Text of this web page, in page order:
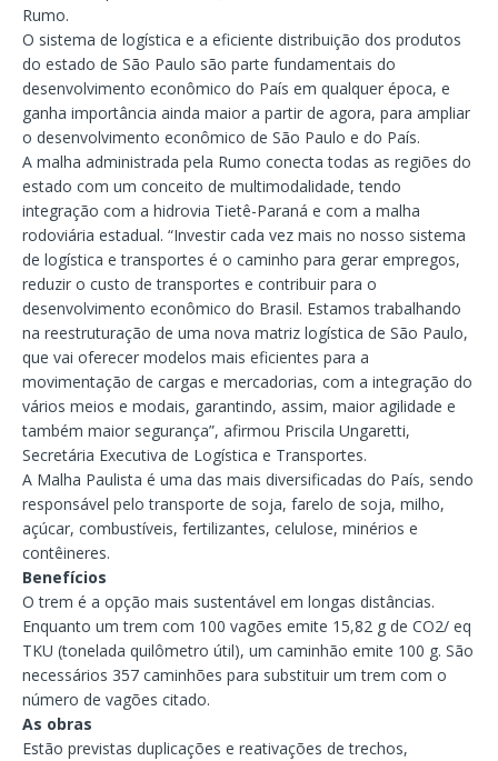
Rumo.
O sistema de logística e a eficiente distribuição dos produtos
do estado de São Paulo são parte fundamentais do
desenvolvimento econômico do País em qualquer época, e
ganha importância ainda maior a partir de agora, para ampliar
o desenvolvimento econômico de São Paulo e do País.
A malha administrada pela Rumo conecta todas as regiões do
estado com um conceito de multimodalidade, tendo
integração com a hidrovia Tietê-Paraná e com a malha
rodoviária estadual. “Investir cada vez mais no nosso sistema
de logística e transportes é o caminho para gerar empregos,
reduzir o custo de transportes e contribuir para o
desenvolvimento econômico do Brasil. Estamos trabalhando
na reestruturação de uma nova matriz logística de São Paulo,
que vai oferecer modelos mais eficientes para a
movimentação de cargas e mercadorias, com a integração do
vários meios e modais, garantindo, assim, maior agilidade e
também maior segurança”, afirmou Priscila Ungaretti,
Secretária Executiva de Logística e Transportes.
A Malha Paulista é uma das mais diversificadas do País, sendo
responsável pelo transporte de soja, farelo de soja, milho,
açúcar, combustíveis, fertilizantes, celulose, minérios e
contêineres.
Benefícios
O trem é a opção mais sustentável em longas distâncias.
Enquanto um trem com 100 vagões emite 15,82 g de CO2/ eq
TKU (tonelada quilômetro útil), um caminhão emite 100 g. São
necessários 357 caminhões para substituir um trem com o
número de vagões citado.
As obras
Estão previstas duplicações e reativações de trechos,